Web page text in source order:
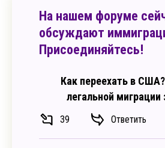
На нашем форуме
обсуждают
Присоединяйтесь!
Как переехать в
легальной миграции
39 Ответить